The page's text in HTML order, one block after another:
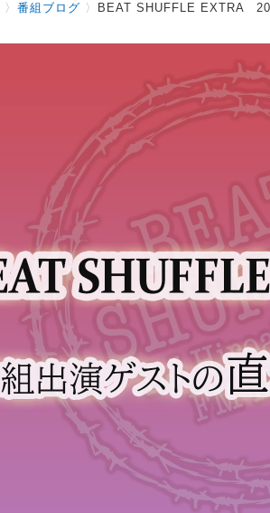
〉 番組ブログ 〉 BEAT SHUFFLE EXTRA